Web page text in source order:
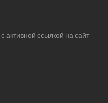
активной ссылкой на сайт